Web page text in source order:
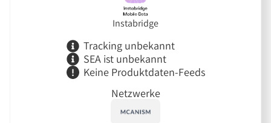
Instabridge
Tracking unbekannt
SEA ist unbekannt
Keine Produktdaten-Feeds
Netzwerke